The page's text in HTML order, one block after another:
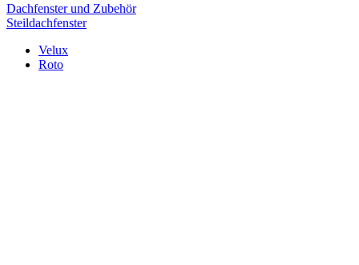
Dachfenster und Zubehör
Steildachfenster
Velux
Roto